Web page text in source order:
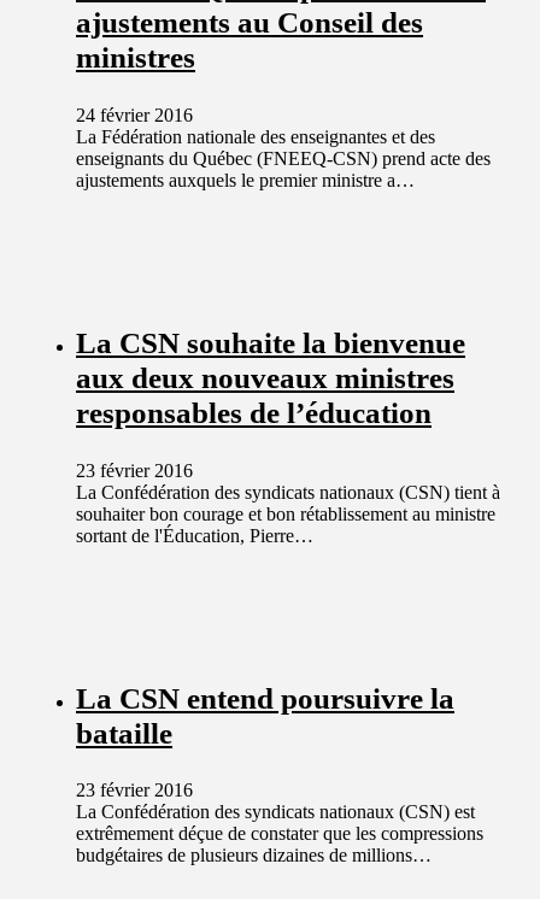
ajustements au Conseil des
ministres
24 février 2016
La Fédération nationale des enseignantes et des
enseignants du Québec (FNEEQ-CSN) prend acte des
ajustements auxquels le premier ministre a…
La CSN souhaite la bienvenue
aux deux nouveaux ministres
responsables de l’éducation
23 février 2016
La Confédération des syndicats nationaux (CSN) tient à
souhaiter bon courage et bon rétablissement au ministre
sortant de l'Éducation, Pierre…
La CSN entend poursuivre la
bataille
23 février 2016
La Confédération des syndicats nationaux (CSN) est
extrêmement déçue de constater que les compressions
budgétaires de plusieurs dizaines de millions…